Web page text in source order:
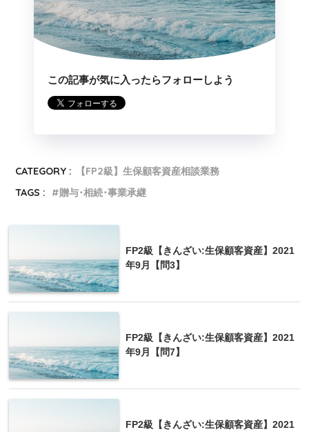
④の解説
「 自宅（実家）の敷地および建物をＡさんが取得
し、『被相続人の居住用財産（空き家）に係る譲渡
所得の特別控除の特例』の適用を受けた場合、譲渡
所得の金額の計算上、最高（
の適用を受けることができます」
被相続人の居住用財産(空き家)を売った時の特例の
この記事が気に入ったらフォローしよう
CATEGORY :
【FP2級】生保顧客資産相談業務
TAGS :
贈与･相続･事業承継
FP2級【きんざい:生保顧客資産】2021
年9月【問3】
FP2級【きんざい:生保顧客資産】2021
年9月【問7】
FP2級【きんざい:生保顧客資産】2021